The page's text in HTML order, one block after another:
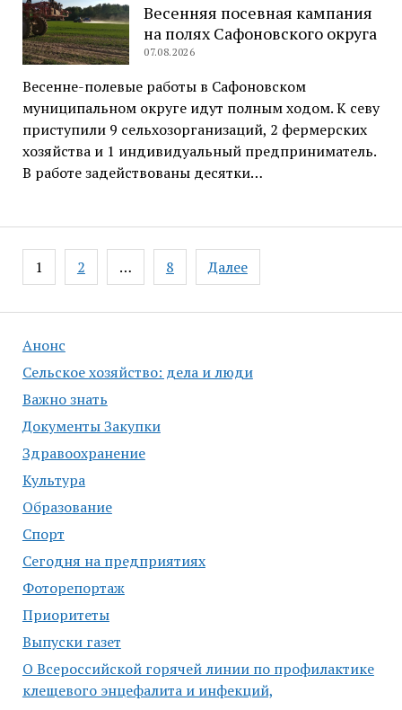
Анонс
Сельское хозяйство: дела и люди
Важно знать
Документы Закупки
Здравоохранение
Культура
Образование
Спорт
Сегодня на предприятиях
Фоторепортаж
Приоритеты
Выпуски газет
О Всероссийской горячей линии по профилактике
клещевого энцефалита и инфекций,
Весенняя посевная кампания
на полях Сафоновского округа
07.08.2026
Весенне-полевые работы в Сафоновском
муниципальном округе идут полным ходом. К севу
приступили 9 сельхозорганизаций, 2 фермерских
хозяйства и 1 индивидуальный предприниматель.
В работе задействованы десятки…
Навигация
по
1 2 … 8 Далее